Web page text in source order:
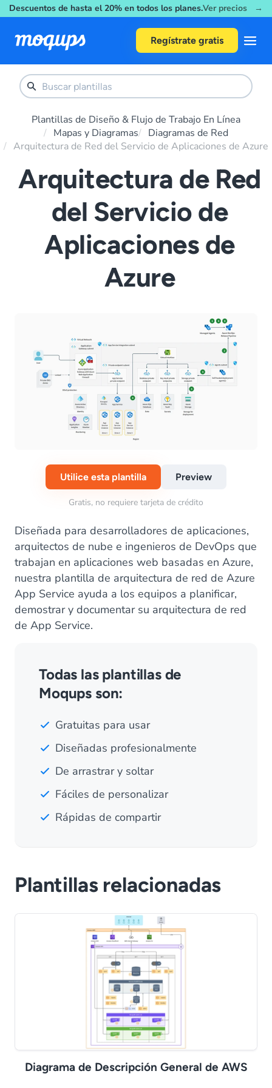
Skip to content
Descuentos de hasta el 20% en todos los planes.Ver precios →
Regístrate gratis
Plantillas de Diseño & Flujo de Trabajo En Línea
Mapas y Diagramas
Diagramas de Red
Arquitectura de Red del Servicio de Aplicaciones de Azure
Arquitectura de Red
del Servicio de
Aplicaciones de
Azure
Utilice esta plantilla Preview
Gratis, no requiere tarjeta de crédito
Diseñada para desarrolladores de aplicaciones,
arquitectos de nube e ingenieros de DevOps que
trabajan en aplicaciones web basadas en Azure,
nuestra plantilla de arquitectura de red de Azure
App Service ayuda a los equipos a planificar,
demostrar y documentar su arquitectura de red
de App Service.
Todas las plantillas de
Moqups son:
Gratuitas para usar
Diseñadas profesionalmente
De arrastrar y soltar
Fáciles de personalizar
Rápidas de compartir
Plantillas relacionadas
Diagrama de Descripción General de AWS